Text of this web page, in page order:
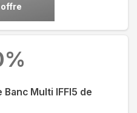
Multi IFFI5 de
%